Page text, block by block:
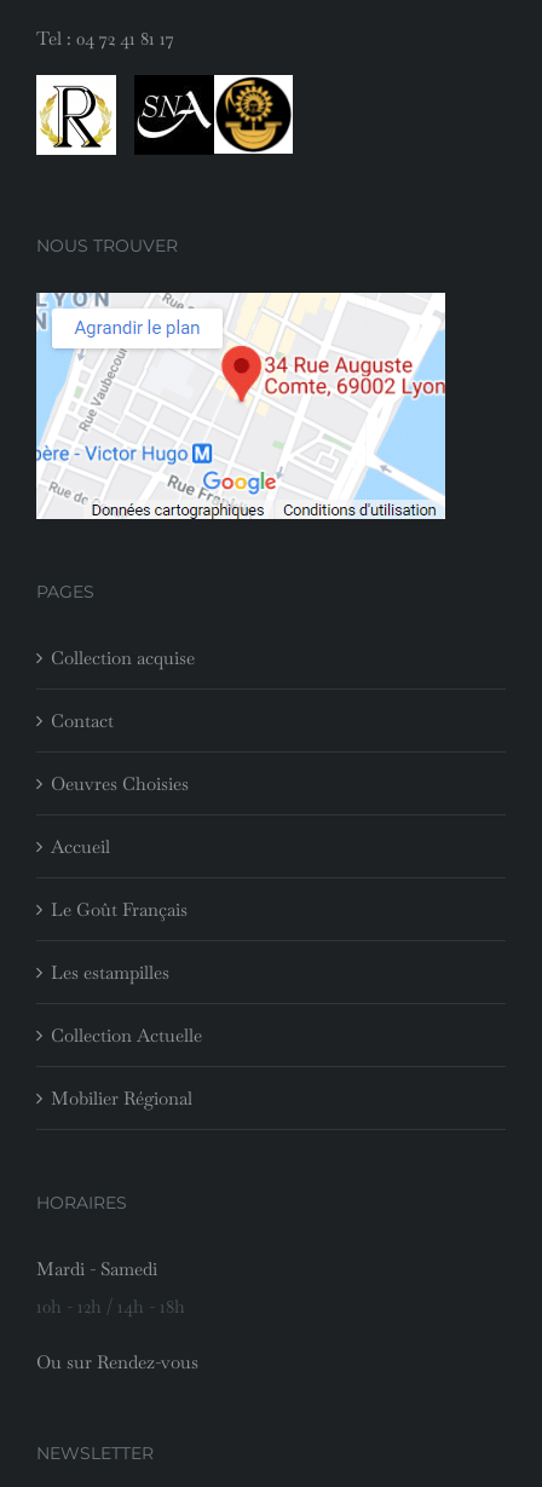
Tel : 04 72 41 81 17
NOUS TROUVER
PAGES
Collection acquise
Contact
Oeuvres Choisies
Accueil
Le Goût Français
Les estampilles
Collection Actuelle
Mobilier Régional
HORAIRES
Mardi - Samedi
10h - 12h / 14h - 18h
Ou sur Rendez-vous
NEWSLETTER